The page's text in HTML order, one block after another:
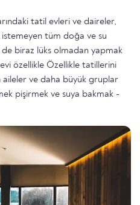
tatil evleri ve daireler,
tüm doğa ve su
biraz lüks olmadan yapmak
özellikle Özellikle tatillerini
ve daha büyük gruplar
pişirmek ve suya bakmak -